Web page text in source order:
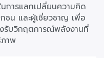
การแลกเปลี่ยนความคิด
ชน และผู้เชี่ยวชาญ เพื่อ
งรับวิกฤตการณ์พลังงานที่
าพ